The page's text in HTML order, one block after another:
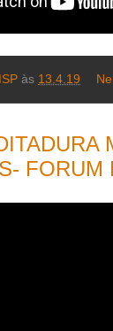
às 13.4.19
FORUM